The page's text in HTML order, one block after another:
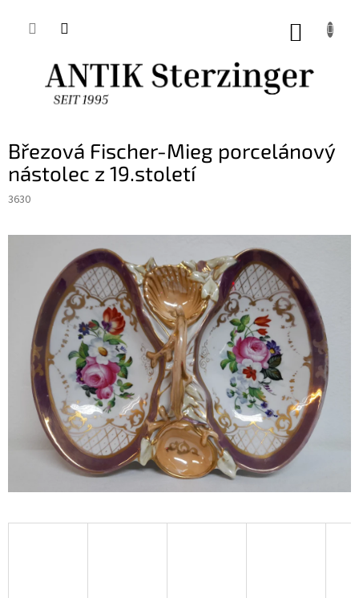
Březová Fischer-Mieg porcelánový
nástolec z 19.století
3630